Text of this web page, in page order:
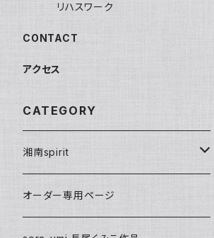
リハスワーク
CONTACT
アクセス
CATEGORY
湘南spirit
ポストカード
オーダー専用ページ